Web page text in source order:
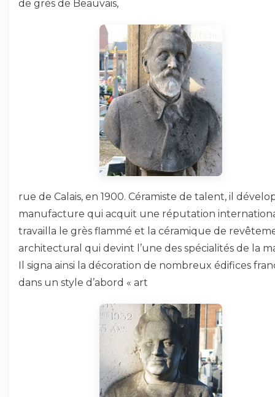
de grès de Beauvais,
rue de Calais, en 1900. Céramiste de talent, il
manufacture qui acquit une réputation
travailla le grès flammé et la céramique de
architectural qui devint l’une des spécialités de la
Il signa ainsi la décoration de nombreux édifices
dans un style d’abord « art